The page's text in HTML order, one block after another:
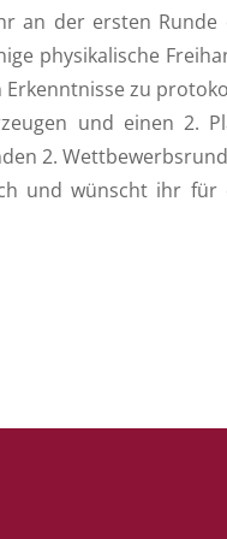
an der ersten Runde
physikalische
zu
und einen 2.
2.
und wünscht ihr für